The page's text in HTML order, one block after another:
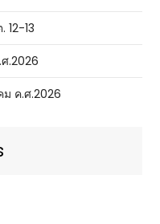
13
.2026
ค.ศ.2026